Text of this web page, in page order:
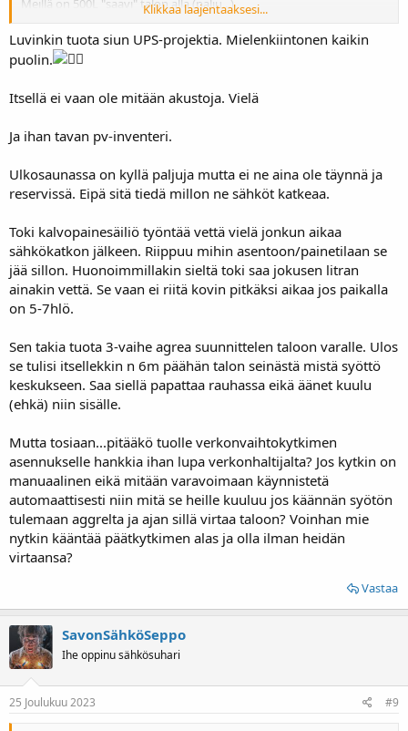
Täällä on nyt kaksi rinnakkaista järjestelmää:
Akku-invertteri ( katso vähän-laajempi-ups-omakotitaloon
omat projektit
Aggregaatti voi olla pihalla tai lämmittämässä autotallia,
pakokaasujen takia!)
takia akku-invertteri jopa hiljaisempi kun vaimo;-)
Sähköyhtiöltä pitää saada lupa mutta se tulee automaattisesti jos
virallinen sähköliike sen kytkee, automaattinen verkonvaihto
automaattikäynnisteisellä aggregaatilla on sitten paljon hankalampi
ainakin Carunan alueella
- 24/7 päällä olevat kuluttajat, esim jääkaappi/pakastin/
tietotekniikka/ valaistus. Ne selviävät hyvin akuilla ja akut latautuu
auringosta/ aggregaatista/verkosta jopa yhtaikaa. Hybridi-
invertteri hoitaa verkonsiirron mallikkaasti tarvittaessa, sitä ei edes
huomaa
- Suuritehoiset kuluttajat joiden käyttöaika on lyhyt, liesi/
vesipumppu. On helpompi aggregaatista, sen kokoinen invertteri
on todella kallis investointi
Klikkaa laajentaaksesi...
Luvinkin tuota siun UPS-projektia. Mielenkiintonen kaikin
puolin.
Itsellä ei vaan ole mitään akustoja. Vielä
Ja ihan tavan pv-inventeri.
Ulkosaunassa on kyllä paljuja mutta ei ne aina ole täynnä ja
reservissä. Eipä sitä tiedä millon ne sähköt katkeaa.
Toki kalvopainesäiliö työntää vettä vielä jonkun aikaa
sähkökatkon jälkeen. Riippuu mihin asentoon/painetilaan se
jää sillon. Huonoimmillakin sieltä toki saa jokusen litran
ainakin vettä. Se vaan ei riitä kovin pitkäksi aikaa jos paikalla
on 5-7hlö.
Sen takia tuota 3-vaihe agrea suunnittelen taloon varalle. Ulos
se tulisi itsellekkin n 6m päähän talon seinästä mistä syöttö
keskukseen. Saa siellä papattaa rauhassa eikä äänet kuulu
(ehkä) niin sisälle.
Mutta tosiaan...pitääkö tuolle verkonvaihtokytkimen
asennukselle hankkia ihan lupa verkonhaltijalta? Jos kytkin on
manuaalinen eikä mitään varavoimaan käynnistetä
automaattisesti niin mitä se heille kuuluu jos käännän syötön
tulemaan aggrelta ja ajan sillä virtaa taloon? Voinhan mie
nytkin kääntää päätkytkimen alas ja olla ilman heidän
virtaansa?
Vastaa
SavonSähköSeppo
Ihe oppinu sähkösuhari
25 Joulukuu 2023 #9